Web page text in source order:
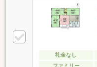
礼金なし
ファミリー